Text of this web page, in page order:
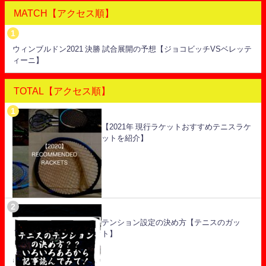
MATCH【アクセス順】
ウィンブルドン2021 決勝 試合展開の予想【ジョコビッチVSベレッテ
ィーニ】
TOTAL【アクセス順】
【2021年 現行ラケットおすすめテニスラケ
ットを紹介】
テンション設定の決め方【テニスのガッ
ト】